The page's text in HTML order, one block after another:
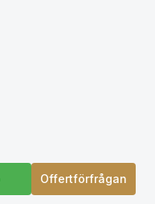
Offertförfrågan